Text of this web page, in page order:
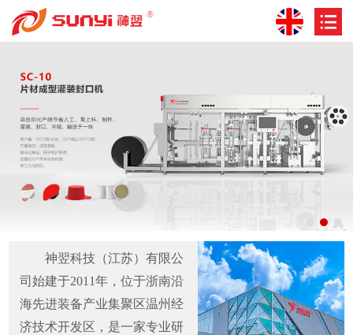
神翌科技（江苏）有限公
司始建于2011年，位于浙南沿
海先进装备产业集聚区温州经
济技术开发区，是一家专业研